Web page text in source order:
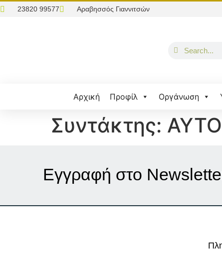
23820 99577 Αραβησσός Γιαννιτσών
Αρχική Προφίλ Οργάνωση
Συντάκτης:
Εγγραφή στο